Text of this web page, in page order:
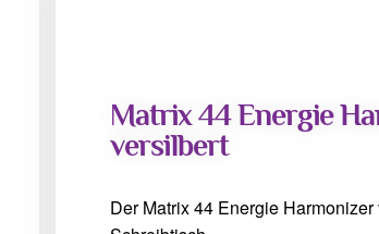
Matrix 44 Energie
versilbert
Der Matrix 44 Energie